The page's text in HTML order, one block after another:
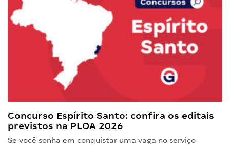
Concurso Espírito Santo: confira os editais
previstos na PLOA 2026
Se você sonha em conquistar uma vaga no serviço